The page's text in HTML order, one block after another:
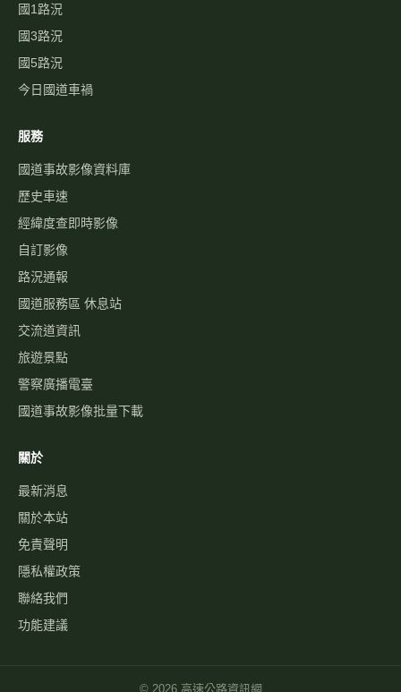
國1路況
國3路況
國5路況
今日國道車禍
服務
國道事故影像資料庫
歷史車速
經緯度查即時影像
自訂影像
路況通報
國道服務區 休息站
交流道資訊
旅遊景點
警察廣播電臺
國道事故影像批量下載
關於
最新消息
關於本站
免責聲明
隱私權政策
聯絡我們
功能建議
© 2026高速公路資訊網